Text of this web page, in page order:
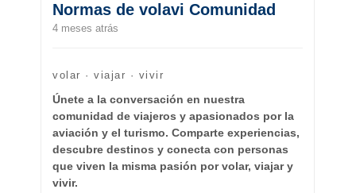
Normas de volavi Comunidad
4 meses atrás
volar · viajar · vivir
Únete a la conversación en nuestra
comunidad de viajeros y apasionados por la
aviación y el turismo. Comparte experiencias,
descubre destinos y conecta con personas
que viven la misma pasión por volar, viajar y
vivir.